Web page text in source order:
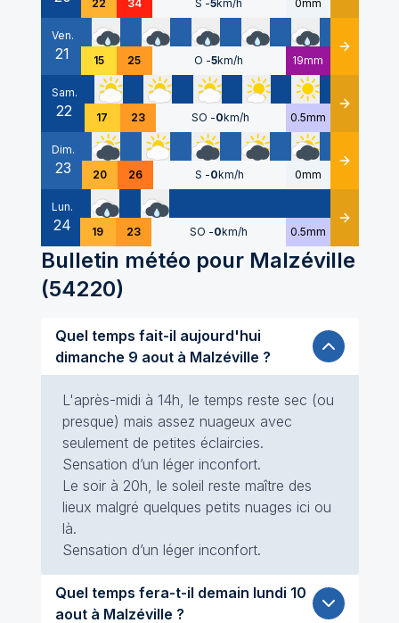
22 34 S -5km/h 0mm
Ven.
21 15 25 O -5km/h 19mm Détails
Sam.
22 17 23 SO -0km/h 0.5mm Détails
Dim.
23 20 26 S -0km/h 0mm Détails
Lun.
24 19 23 SO -0km/h 0.5mm Détails
Bulletin météo pour Malzéville
(54220)
Quel temps fait-il aujourd'hui
dimanche 9 aout à Malzéville ?
L'après-midi à 14h, le temps reste sec (ou
presque) mais assez nuageux avec
seulement de petites éclaircies.
Sensation d’un léger inconfort.
Le soir à 20h, le soleil reste maître des
lieux malgré quelques petits nuages ici ou
là.
Sensation d’un léger inconfort.
Quel temps fera-t-il demain lundi 10
aout à Malzéville ?